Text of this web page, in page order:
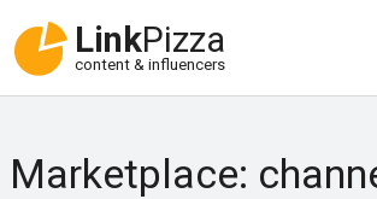
LinkPizza
content & influencers
Marketplace: